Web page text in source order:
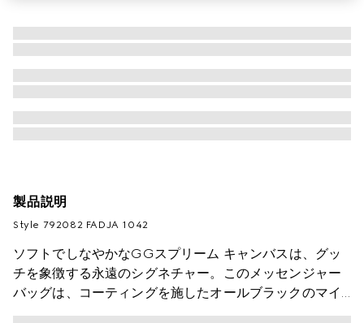
製品説明
Style ‎792082 FADJA 1042
ソフトでしなやかなGGスプリーム キャンバスは、グッ
チを象徴する永遠のシグネチャー。このメッセンジャー
バッグは、コーティングを施したオールブラックのマイ
クロファイバー素材で仕立てました。同系色のレザー ト